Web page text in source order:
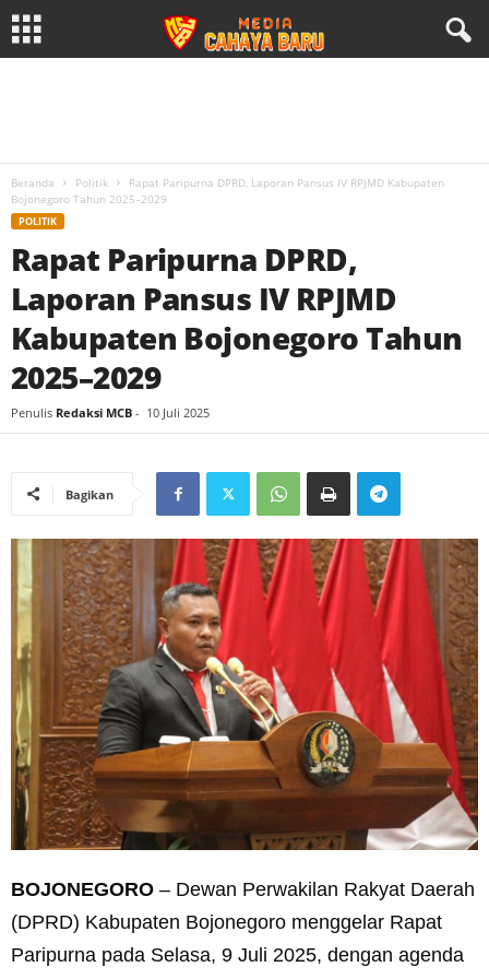
Beranda Politik
Rapat Paripurna DPRD, Laporan Pansus IV RPJMD Kabupaten
Bojonegoro Tahun 2025–2029
POLITIK
Rapat Paripurna DPRD,
Laporan Pansus IV RPJMD
Kabupaten Bojonegoro Tahun
2025–2029
Penulis Redaksi MCB - 10 Juli 2025
Bagikan
BOJONEGORO – Dewan Perwakilan Rakyat Daerah
(DPRD) Kabupaten Bojonegoro menggelar Rapat
Paripurna pada Selasa, 9 Juli 2025, dengan agenda